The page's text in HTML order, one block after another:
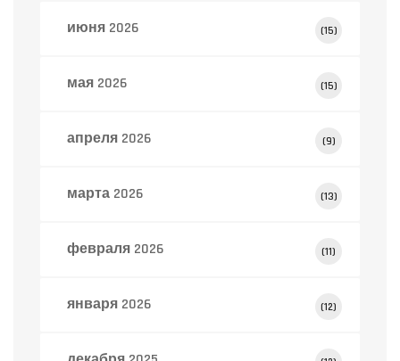
июня 2026 (15)
мая 2026 (15)
апреля 2026 (9)
марта 2026 (13)
февраля 2026 (11)
января 2026 (12)